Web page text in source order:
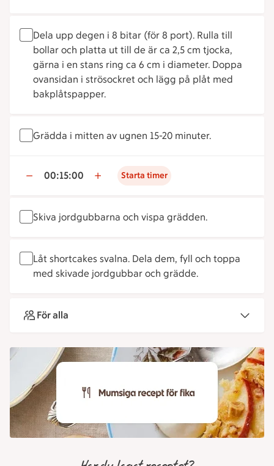
Dela upp degen i 8 bitar (för 8 port). Rulla till
bollar och platta ut till de är ca 2,5 cm tjocka,
gärna i en stans ring ca 6 cm i diameter. Doppa
ovansidan i strösockret och lägg på plåt med
bakplåtspapper.
Grädda i mitten av ugnen 15-20 minuter.
00:15:00 Starta timer
Skiva jordgubbarna och vispa grädden.
Låt shortcakes svalna. Dela dem, fyll och toppa
med skivade jordgubbar och grädde.
För alla